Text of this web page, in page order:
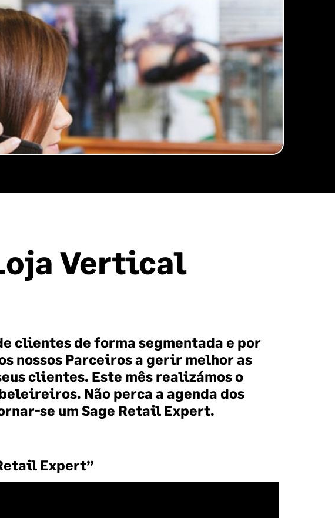
Vertical
clientes de forma segmentada e por
nossos Parceiros a gerir melhor as
clientes. Este mês realizámos o
Não perca a agenda dos
se um Sage Retail Expert.
Expert”